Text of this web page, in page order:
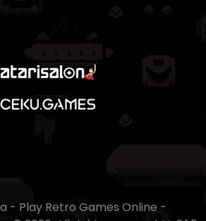
- Play Retro Games Online -